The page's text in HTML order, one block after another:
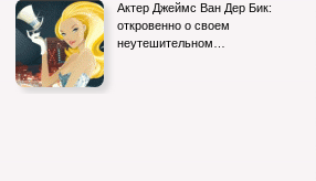
Актер Джеймс Ван Дер Бик:
откровенно о своем
неутешительном…